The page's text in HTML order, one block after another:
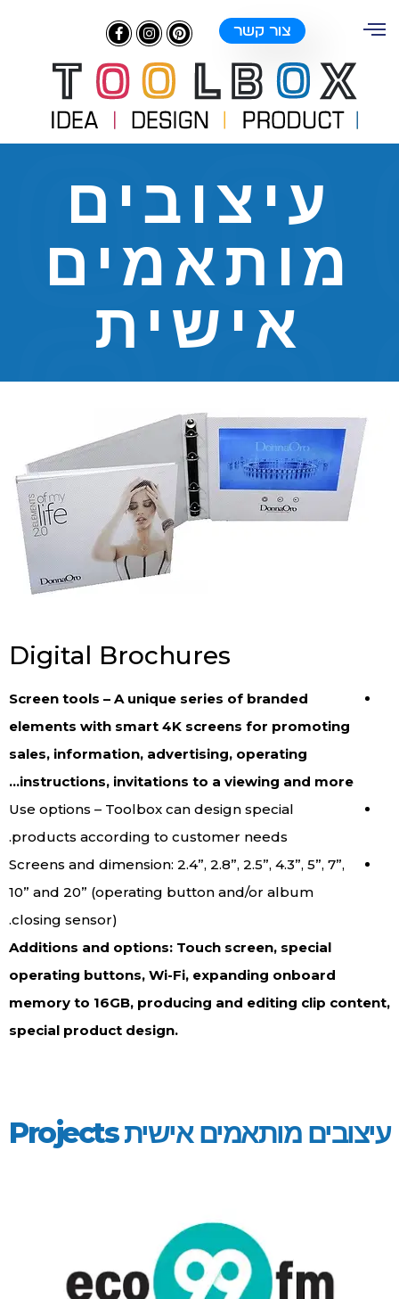
צור קשר
עיצובים
מותאמים
אישית
Digital Brochures
Screen tools – A unique series of branded
elements with smart 4K screens for promoting
sales, information, advertising, operating
instructions, invitations to a viewing and more…
Use options – Toolbox can design special
products according to customer needs.
Screens and dimension: 2.4”, 2.8”, 2.5”, 4.3”, 5”, 7”,
10” and 20” (operating button and/or album
closing sensor).
Additions and options: Touch screen, special
operating buttons, Wi-Fi, expanding onboard
memory to 16GB, producing and editing clip content,
special product design.
עיצובים מותאמים אישית Projects